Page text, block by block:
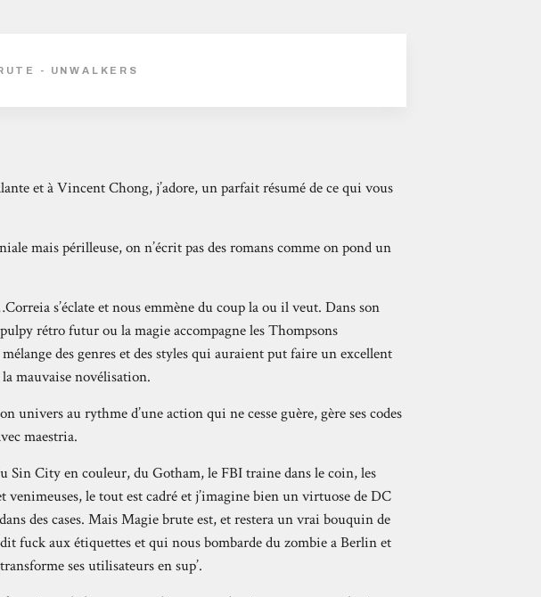
- UNWALKERS
et à Vincent Chong, j’adore, un parfait résumé de ce qui vous
mais périlleuse, on n’écrit pas des romans comme on pond un
s’éclate et nous emmène du coup la ou il veut. Dans son
rétro futur ou la magie accompagne les Thompsons
des genres et des styles qui auraient put faire un excellent
mauvaise novélisation.
univers au rythme d’une action qui ne cesse guère, gère ses codes
maestria.
Sin City en couleur, du Gotham, le FBI traine dans le coin, les
venimeuses, le tout est cadré et j’imagine bien un virtuose de DC
des cases. Mais Magie brute est, et restera un vrai bouquin de
fuck aux étiquettes et qui nous bombarde du zombie a Berlin et
ses utilisateurs en sup’.